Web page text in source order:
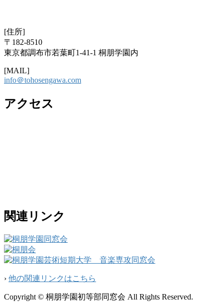
[住所]
〒182-8510
東京都調布市若葉町1-41-1 桐朋学園内
[MAIL]
info＠tohosengawa.com
アクセス
関連リンク
› 他の関連リンクはこちら
Copyright © 桐朋学園初等部同窓会 All Rights Reserved.